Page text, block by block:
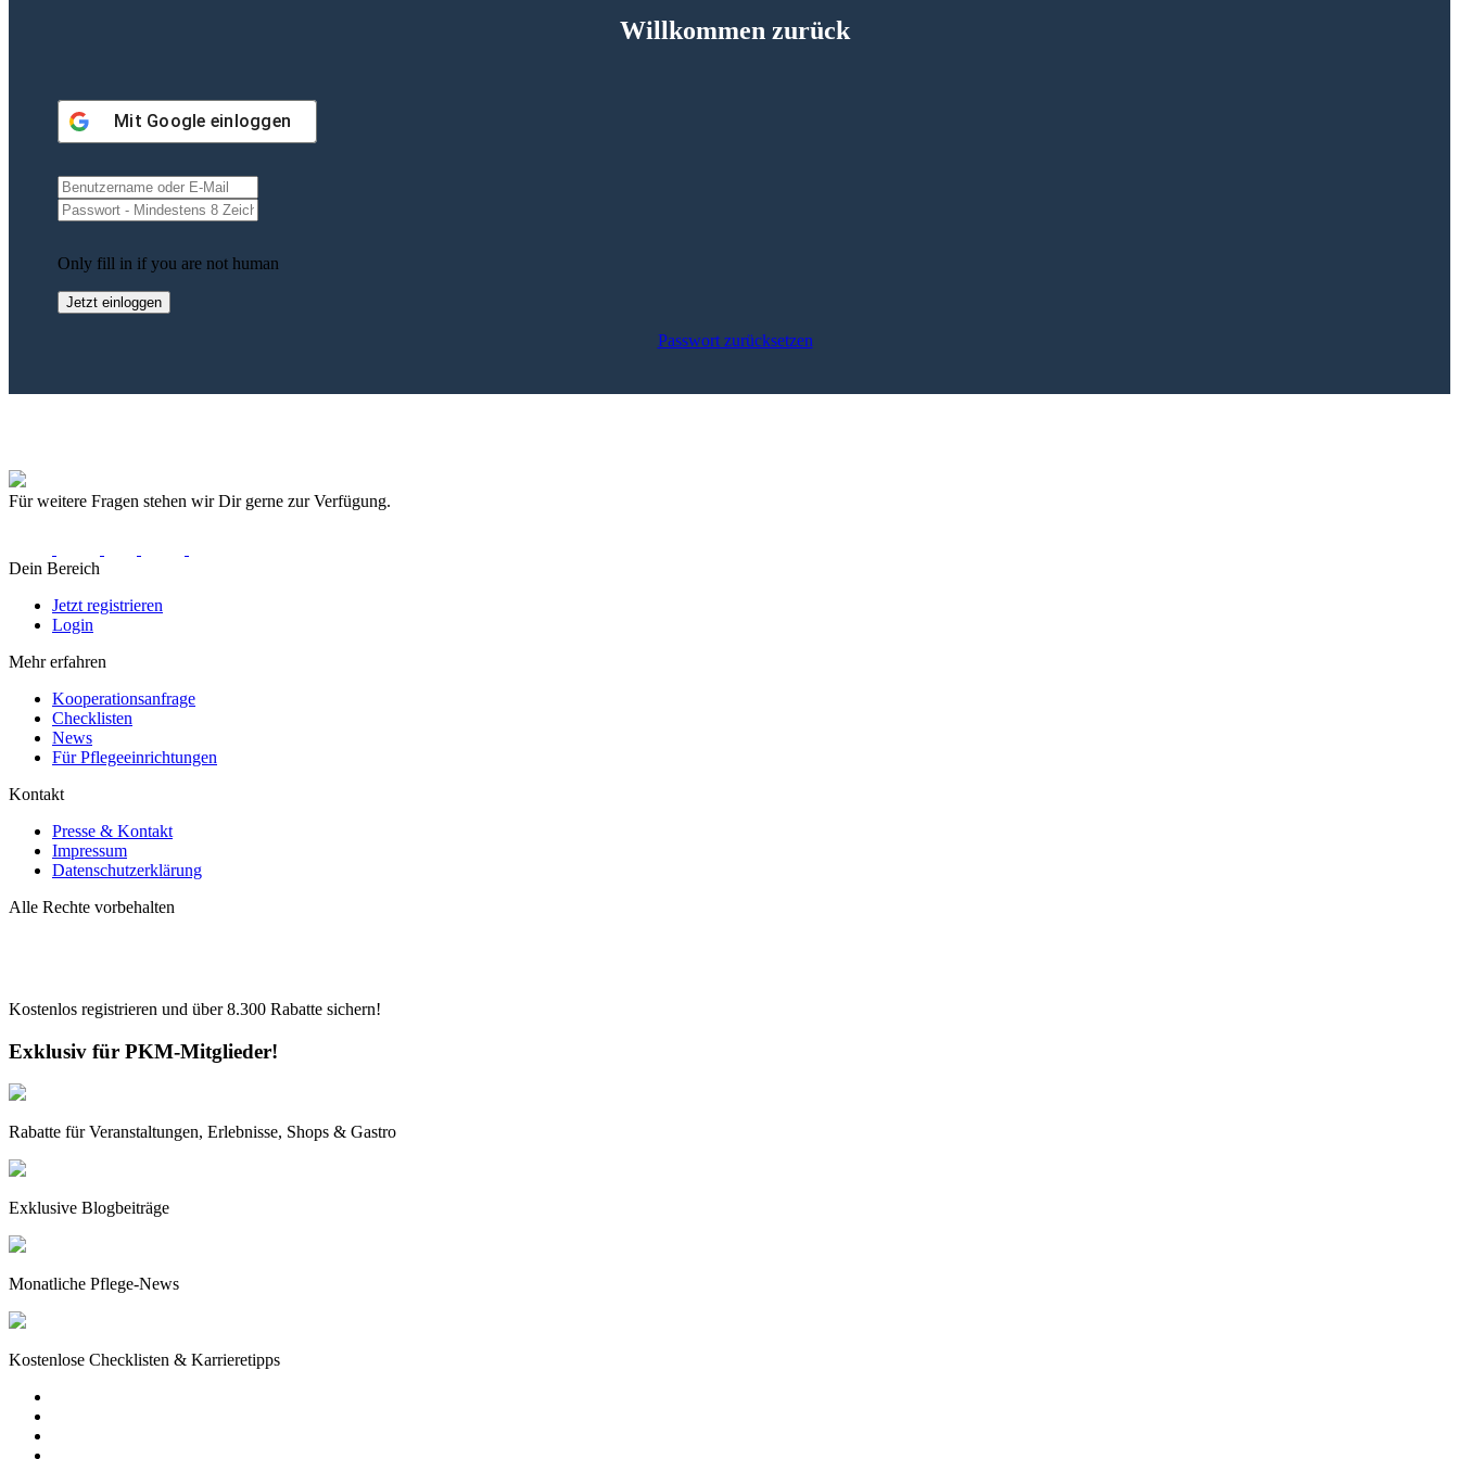
Willkommen zurück
Mit Google einloggen
Only fill in if you are not human
Passwort zurücksetzen
Für weitere Fragen stehen wir Dir gerne zur Verfügung.
Dein Bereich
Jetzt registrieren
Login
Mehr erfahren
Kooperationsanfrage
Checklisten
News
Für Pflegeeinrichtungen
Kontakt
Presse & Kontakt
Impressum
Datenschutzerklärung
Alle Rechte vorbehalten
Kostenlos registrieren und über8.300 Rabatte sichern!
Exklusiv für PKM-Mitglieder!
Rabatte für Veranstaltungen, Erlebnisse, Shops & Gastro
Exklusive Blogbeiträge
Monatliche Pflege-News
Kostenlose Checklisten & Karrieretipps